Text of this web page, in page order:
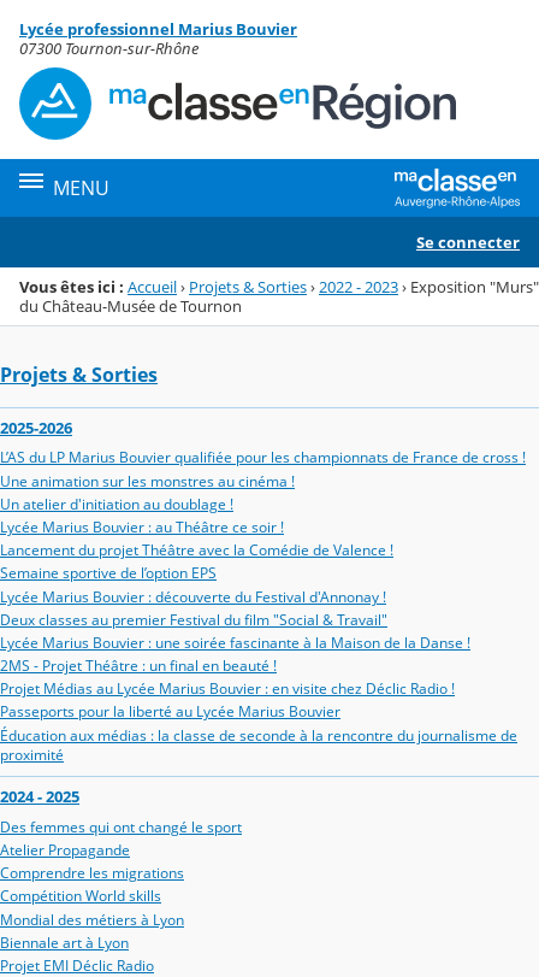
Menu de la rubrique
Contenu
Lycée professionnel Marius Bouvier
07300 Tournon-sur-Rhône
MENU
Se connecter
Vous êtes ici : Accueil› Projets & Sorties› 2022 - 2023› Exposition "Murs"
du Château-Musée de Tournon
Projets & Sorties
2025-2026
L’AS du LP Marius Bouvier qualifiée pour les championnats de France de cross !
Une animation sur les monstres au cinéma !
Un atelier d'initiation au doublage !
Lycée Marius Bouvier : au Théâtre ce soir !
Lancement du projet Théâtre avec la Comédie de Valence !
Semaine sportive de l’option EPS
Lycée Marius Bouvier : découverte du Festival d'Annonay !
Deux classes au premier Festival du film "Social & Travail"
Lycée Marius Bouvier : une soirée fascinante à la Maison de la Danse !
2MS - Projet Théâtre : un final en beauté !
Projet Médias au Lycée Marius Bouvier : en visite chez Déclic Radio !
Passeports pour la liberté au Lycée Marius Bouvier
Éducation aux médias : la classe de seconde à la rencontre du journalisme de
proximité
2024 - 2025
Des femmes qui ont changé le sport
Atelier Propagande
Comprendre les migrations
Compétition World skills
Mondial des métiers à Lyon
Biennale art à Lyon
Projet EMI Déclic Radio